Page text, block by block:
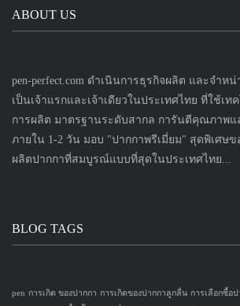
ABOUT US
pen-perfect.com ดำเนินการธุรกิจผลิต และจำหน่
เป็นเจ้าแรกและเจ้าเดียวในประเทศไทย ที่ใช้เ
การผลิต มาตรฐานระดับสากล การันตีคุณภาพแ
ภายใน 1-2 วัน มอบ "ปากกาพรีเมี่ยม" สุดพิเศษ
ผลิตปากกาที่สมบูรณ์แบบที่สุดในประเทศไทย...
BLOG TAGS
pen การเกิด ของปากกา การเกิดของปากกาลูกลื่น การเลือกซื้อป